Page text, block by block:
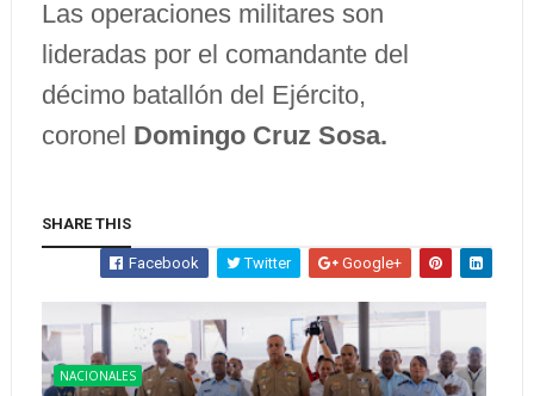
Las operaciones militares son
lideradas por el comandante del
décimo batallón del Ejército,
coronel Domingo Cruz Sosa.
SHARE THIS
Facebook Twitter Google+
NACIONALES